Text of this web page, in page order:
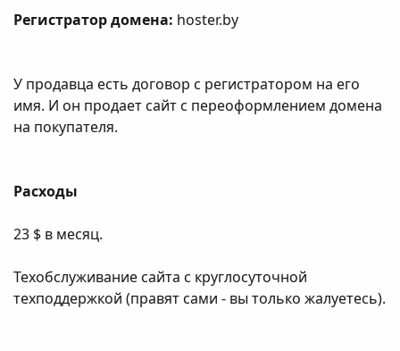
Регистратор домена: hoster.by
У продавца есть договор с регистратором на его
имя. И он продает сайт с переоформлением домена
на покупателя.
Расходы
23 $ в месяц.
Техобслуживание сайта с круглосуточной
техподдержкой (правят сами - вы только жалуетесь).